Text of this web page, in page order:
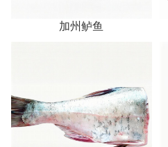
加州鲈鱼